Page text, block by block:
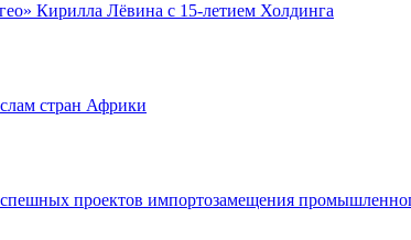
Кирилла Лёвина с 15-летием Холдинга
стран Африки
проектов импортозамещения